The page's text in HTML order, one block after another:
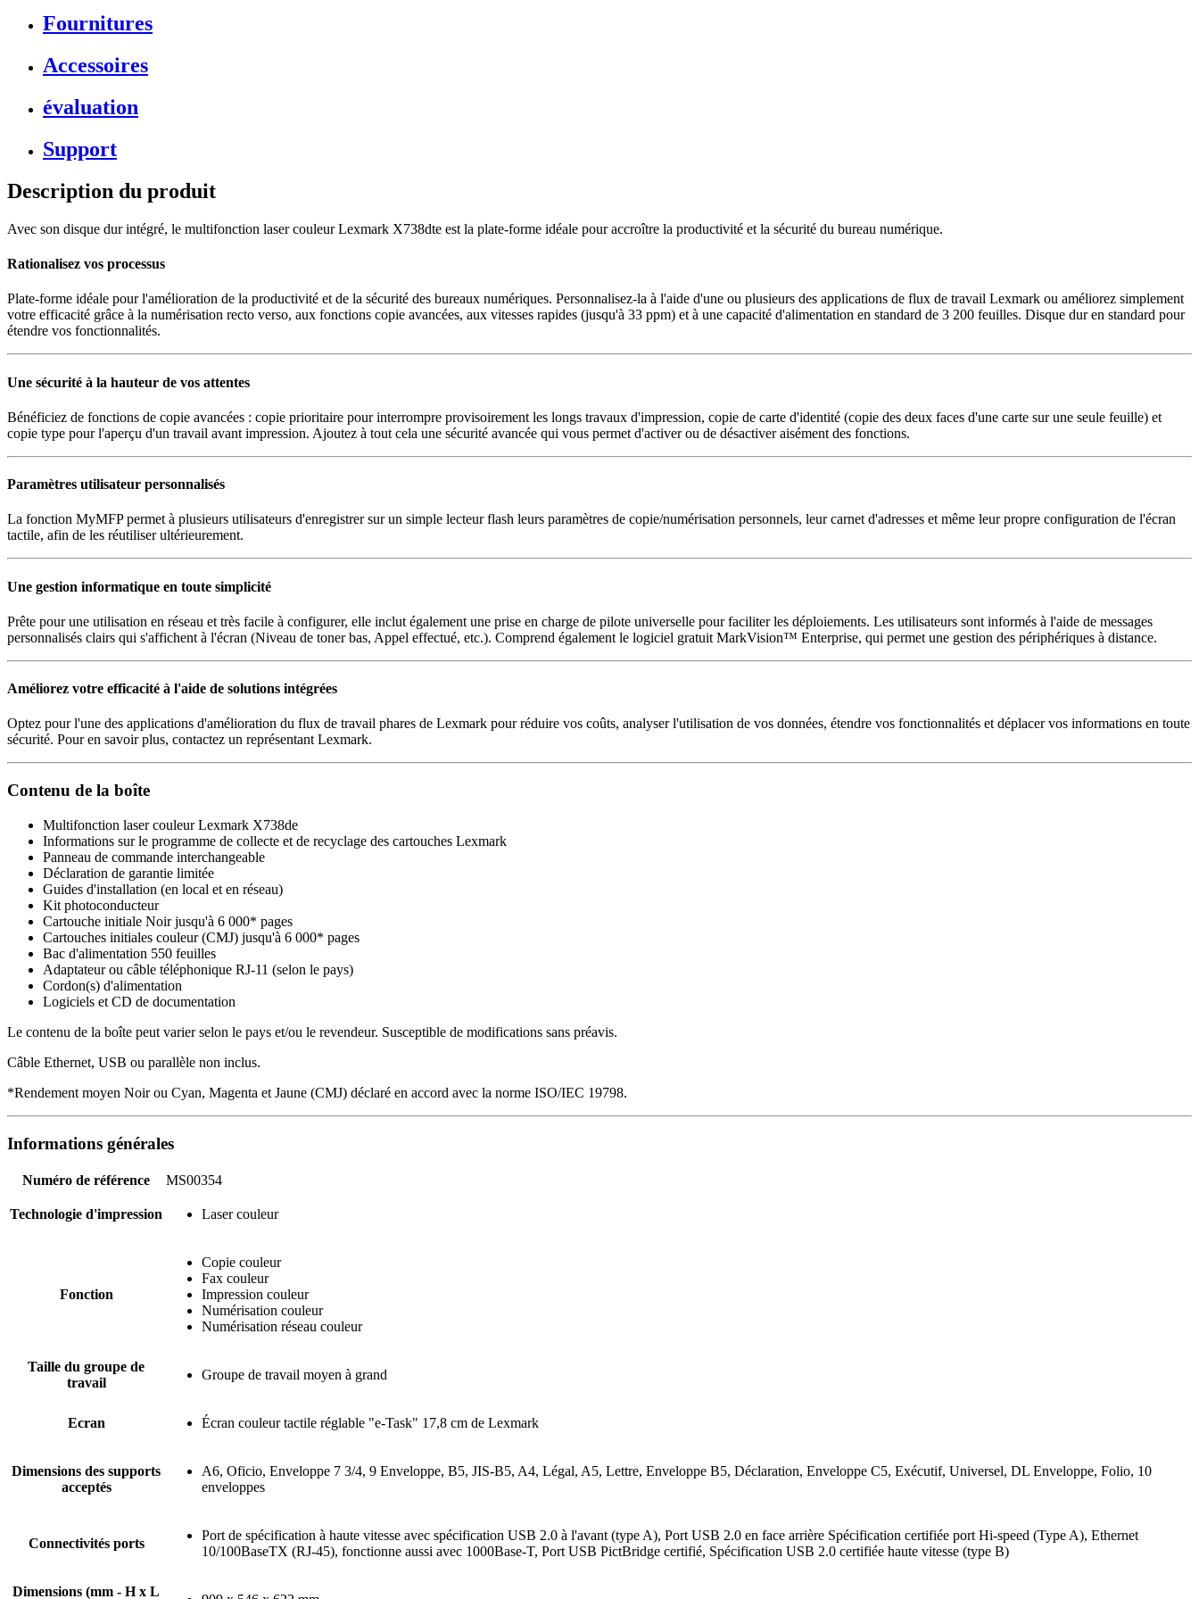
Fournitures
Accessoires
évaluation
Support
Description du produit
Avec son disque dur intégré, le multifonction laser couleur Lexmark X738dte est la plate-forme idéale pour accroître la productivité et la sécurité du bureau numérique.
Rationalisez vos processus
Plate-forme idéale pour l'amélioration de la productivité et de la sécurité des bureaux numériques. Personnalisez-la à l'aide d'une ou plusieurs des applications de flux de travail Lexmark ou améliorez simplement
votre efficacité grâce à la numérisation recto verso, aux fonctions copie avancées, aux vitesses rapides (jusqu'à 33 ppm) et à une capacité d'alimentation en standard de 3 200 feuilles. Disque dur en standard pour
étendre vos fonctionnalités.
Une sécurité à la hauteur de vos attentes
Bénéficiez de fonctions de copie avancées : copie prioritaire pour interrompre provisoirement les longs travaux d'impression, copie de carte d'identité (copie des deux faces d'une carte sur une seule feuille) et
copie type pour l'aperçu d'un travail avant impression. Ajoutez à tout cela une sécurité avancée qui vous permet d'activer ou de désactiver aisément des fonctions.
Paramètres utilisateur personnalisés
La fonction MyMFP permet à plusieurs utilisateurs d'enregistrer sur un simple lecteur flash leurs paramètres de copie/numérisation personnels, leur carnet d'adresses et même leur propre configuration de l'écran
tactile, afin de les réutiliser ultérieurement.
Une gestion informatique en toute simplicité
Prête pour une utilisation en réseau et très facile à configurer, elle inclut également une prise en charge de pilote universelle pour faciliter les déploiements. Les utilisateurs sont informés à l'aide de messages
personnalisés clairs qui s'affichent à l'écran (Niveau de toner bas, Appel effectué, etc.). Comprend également le logiciel gratuit MarkVision™ Enterprise, qui permet une gestion des périphériques à distance.
Améliorez votre efficacité à l'aide de solutions intégrées
Optez pour l'une des applications d'amélioration du flux de travail phares de Lexmark pour réduire vos coûts, analyser l'utilisation de vos données, étendre vos fonctionnalités et déplacer vos informations en toute
sécurité. Pour en savoir plus, contactez un représentant Lexmark.
Contenu de la boîte
Multifonction laser couleur Lexmark X738de
Informations sur le programme de collecte et de recyclage des cartouches Lexmark
Panneau de commande interchangeable
Déclaration de garantie limitée
Guides d'installation (en local et en réseau)
Kit photoconducteur
Cartouche initiale Noir jusqu'à 6 000* pages
Cartouches initiales couleur (CMJ) jusqu'à 6 000* pages
Bac d'alimentation 550 feuilles
Adaptateur ou câble téléphonique RJ-11 (selon le pays)
Cordon(s) d'alimentation
Logiciels et CD de documentation
Le contenu de la boîte peut varier selon le pays et/ou le revendeur. Susceptible de modifications sans préavis.
Câble Ethernet, USB ou parallèle non inclus.
*Rendement moyen Noir ou Cyan, Magenta et Jaune (CMJ) déclaré en accord avec la norme ISO/IEC 19798.
Informations générales
Numéro de référence MS00354
Technologie d'impression Laser couleur
Fonction
Copie couleur
Fax couleur
Impression couleur
Numérisation couleur
Numérisation réseau couleur
Taille du groupe de
travail
Groupe de travail moyen à grand
Ecran Écran couleur tactile réglable "e-Task" 17,8 cm de Lexmark
Dimensions des supports
acceptés
A6, Oficio, Enveloppe 7 3/4, 9 Enveloppe, B5, JIS-B5, A4, Légal, A5, Lettre, Enveloppe B5, Déclaration, Enveloppe C5, Exécutif, Universel, DL Enveloppe, Folio, 10
enveloppes
Connectivités ports
Port de spécification à haute vitesse avec spécification USB 2.0 à l'avant (type A), Port USB 2.0 en face arrière Spécification certifiée port Hi-speed (Type A), Ethernet
10/100BaseTX (RJ-45), fonctionne aussi avec 1000Base-T, Port USB PictBridge certifié, Spécification USB 2.0 certifiée haute vitesse (type B)
Dimensions (mm - H x L